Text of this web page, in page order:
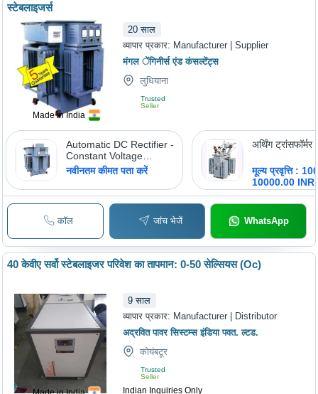
Made in India
स्टेबलाइजर्स
20 साल
व्यापार प्रकार: Manufacturer | Supplier
मंगल ेंगिनीर्स एंड कंसल्टेंट्स
लुधियाना
Trusted
Seller
Automatic DC Rectifier -
Constant Voltage
Output, Ideal for
Anodizing, and
Electrochemical
नवीनतम कीमत पता करें
अर्थिंग ट्रांसफॉर्मर
मूल्य प्रवृत्ति :
10000.00 INR
कॉल जांच भेजें WhatsApp
40 केवीए सर्वो स्टेबलाइजर परिवेश का तापमान: 0-50 सेल्सियस (Oc)
9 साल
व्यापार प्रकार: Manufacturer | Distributor
अद्रवित पावर सिस्टम्स इंडिया पवत. ल्टड.
कोयंबटूर
Trusted
Seller
Indian Inquiries Only